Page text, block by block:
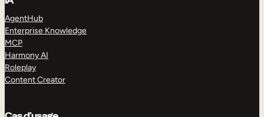
AgentHub
Enterprise Knowledge
MCP
Harmony AI
Roleplay
Content Creator